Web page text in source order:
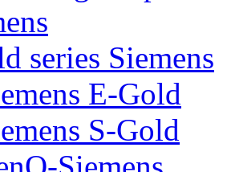
series Siemens
E-Gold
S-Gold